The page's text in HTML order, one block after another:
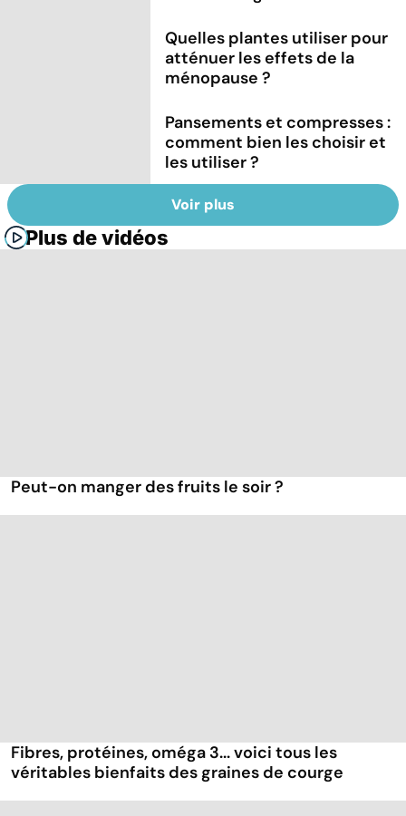
Quelles plantes utiliser pour
atténuer les effets de la
ménopause ?
Pansements et compresses :
comment bien les choisir et
les utiliser ?
Voir plus
Plus de vidéos
Peut-on manger des fruits le soir ?
Fibres, protéines, oméga 3... voici tous les
véritables bienfaits des graines de courge